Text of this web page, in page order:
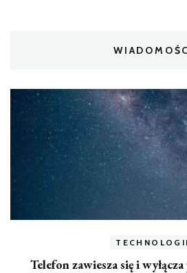
Telefon zawiesza się i